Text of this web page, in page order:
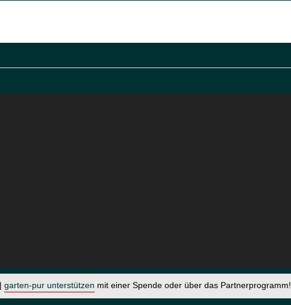
garten-pur unterstützen mit einer Spende oder über das Partnerprogramm!